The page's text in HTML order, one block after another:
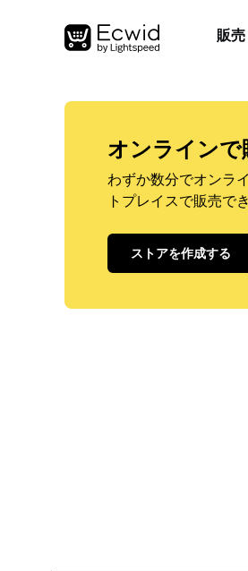
販売
オンライン
わずか数分でオンラ
トプレイスで販売で
ストアを作成する